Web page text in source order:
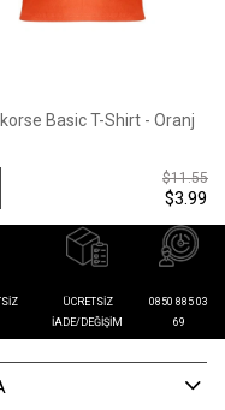
Basic T-Shirt - Oranj
$3.99
$11.55
ÜCRETSIZ
İADE/DEĞIŞIM
0850 885 03
69